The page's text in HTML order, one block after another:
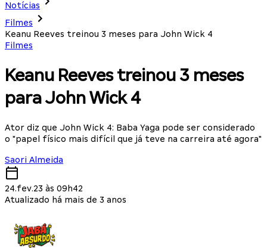
Notícias
Filmes
Keanu Reeves treinou 3 meses para John Wick 4
Filmes
Keanu Reeves treinou 3 meses
para John Wick 4
Ator diz que John Wick 4: Baba Yaga pode ser considerado
o "papel físico mais difícil que já teve na carreira até agora"
Saori Almeida
24.fev.23 às 09h42
Atualizado há mais de 3 anos